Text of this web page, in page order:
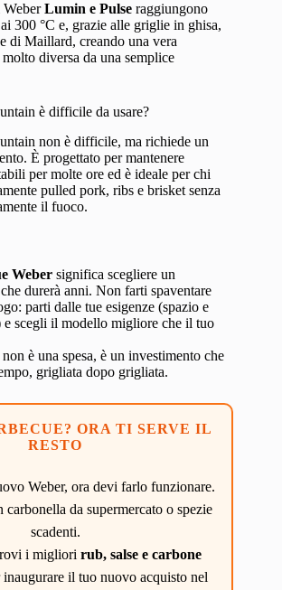
WeberLumin e Pulse raggiungono
300 °C e, grazie alle griglie in ghisa,
di Maillard, creando una vera
diversa da una semplice
è difficile da usare?
non è difficile, ma richiede un
È progettato per mantenere
per molte ore ed è ideale per chi
pulled pork, ribs e brisket senza
il fuoco.
Weber significa scegliere un
durerà anni. Non farti spaventare
parti dalle tue esigenze (spazio e
e scegli il modello migliore che il tuo
è una spesa, è un investimento che
grigliata dopo grigliata.
ORA TI SERVE IL
RESTO
Weber, ora devi farlo funzionare.
da supermercato o spezie
scadenti.
i migliorirub, salse e carbone
inaugurare il tuo nuovo acquisto nel